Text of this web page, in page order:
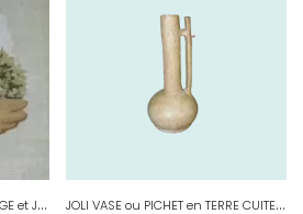
C
ANEVAS XIXe LA SAINTE VIERGE et JESUS 1866 SANS CADRE VISAGES et MAINS VELOURS
J
OLI VASE ou PICHET en TERRE CUITE XIXe collection déco JARDIN fleurs vitrine